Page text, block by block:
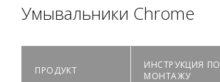
Умывальники Chrome
ПРОДУКТ
ИНСТРУКЦИЯ ПО
МОНТАЖУ